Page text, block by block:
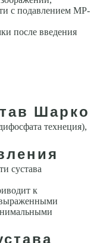
с подавлением МР-
после введения
Шарко
технеция),
сустава
к